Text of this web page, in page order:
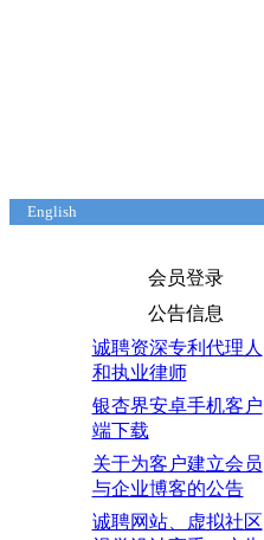
English
会员登录
公告信息
诚聘资深专利代理人
和执业律师
银杏界安卓手机客户
端下载
关于为客户建立会员
与企业博客的公告
诚聘网站、虚拟社区